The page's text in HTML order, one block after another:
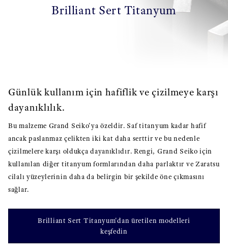
Brilliant Sert Titanyum
Günlük kullanım için hafiflik ve çizilmeye karşı
dayanıklılık.
Bu malzeme Grand Seiko'ya özeldir. Saf titanyum kadar hafif
ancak paslanmaz çelikten iki kat daha serttir ve bu nedenle
çizilmelere karşı oldukça dayanıklıdır. Rengi, Grand Seiko için
kullanılan diğer titanyum formlarından daha parlaktır ve Zaratsu
cilalı yüzeylerinin daha da belirgin bir şekilde öne çıkmasını
sağlar.
Brilliant Sert Titanyum'dan üretilen modelleri
keşfedin